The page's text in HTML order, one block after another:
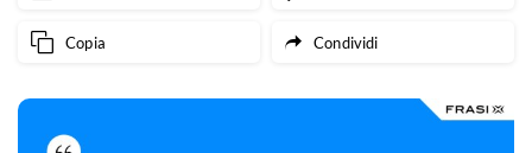
Copia Condividi